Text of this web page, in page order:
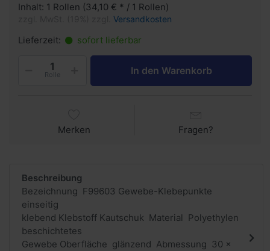
Inhalt: 1 Rollen (34,10 € * / 1 Rollen)
Versandkosten
Lieferzeit: sofort lieferbar
Rolle In den Warenkorb
Merken Fragen?
Beschreibung
Bezeichnung F99603 Gewebe-Klebepunkte
einseitig
klebend Klebstoff Kautschuk Material Polyethylen
beschichtetes
Gewebe Oberfläche glänzend Abmessung 30 x